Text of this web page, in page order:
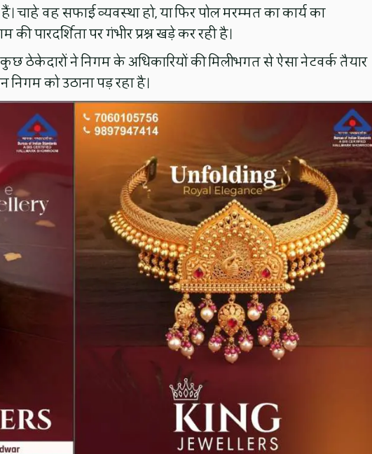
चाहे वह सफाई व्यवस्था हो, या फिर पोल मरम्मत का कार्य का
पारदर्शिता पर गंभीर प्रश्न खड़े कर रही है।
ठेकेदारों ने निगम के अधिकारियों की मिलीभगत से ऐसा नेटवर्क तैयार
को उठाना पड़ रहा है।